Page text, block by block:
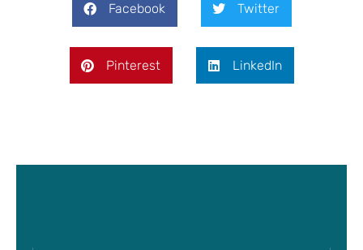
Facebook Twitter
Pinterest LinkedIn